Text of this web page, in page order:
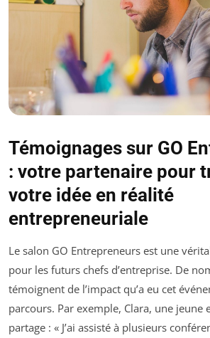
Témoignages sur GO
: votre partenaire pour
votre idée en réalité
entrepreneuriale
Le salon GO Entrepreneurs est une
pour les futurs chefs d’entreprise. De
témoignent de l’impact qu’a eu cet
parcours. Par exemple, Clara, une jeune
partage : « J’ai assisté à plusieurs